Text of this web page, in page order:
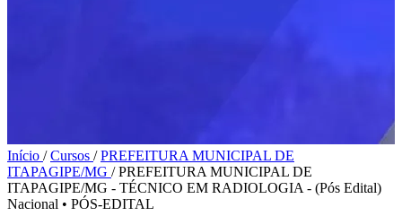
Início / Cursos / PREFEITURA MUNICIPAL DE
ITAPAGIPE/MG / PREFEITURA MUNICIPAL DE
ITAPAGIPE/MG - TÉCNICO EM RADIOLOGIA - (Pós Edital)
Nacional • PÓS-EDITAL